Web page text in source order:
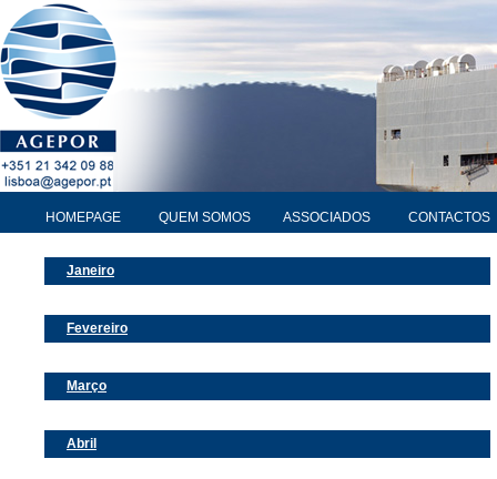
HOMEPAGE QUEM SOMOS ASSOCIADOS CONTACTOS
Janeiro
Fevereiro
Março
Abril